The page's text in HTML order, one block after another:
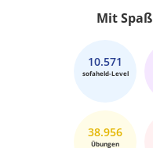
Mit Spaß
10.571
sofaheld-Level
38.956
Übungen